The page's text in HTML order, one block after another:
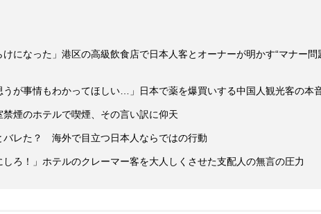
けになった」港区の高級飲食店で日本人客とオーナーが明かす“マナー問
うが事情もわかってほしい…」日本で薬を爆買いする中国人観光客の本
禁煙のホテルで喫煙、その言い訳に仰天
バレた？ 海外で目立つ日本人ならではの行動
しろ！」ホテルのクレーマー客を大人しくさせた支配人の無言の圧力